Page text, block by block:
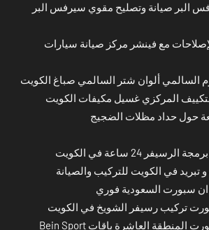
البر صيانة وتصليح مقوي سيرفس البر
مع فينشر مركز صيانة سيارات
السالمي ألوان شتر السالمي صباغ الكويت
المركزي غسيل مكيفات الكويت
حول حداد مظلات الضجيج
24 ساعة في الكويت
تبريد في الكويت للتركيب والصيانة
سبورت السعودية فوري
تركيب رسيفر الشويخ في الكويت
اشتراك بي ان سبورت المنطقة العاشرة باقات Bein Sport